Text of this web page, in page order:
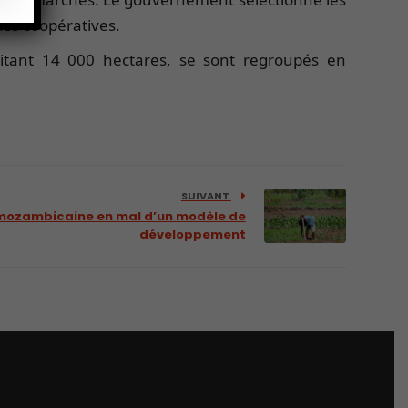
coopératives.
14 000 hectares, se sont regroupés en
SUIVANT
en mal d’un modèle de
développement